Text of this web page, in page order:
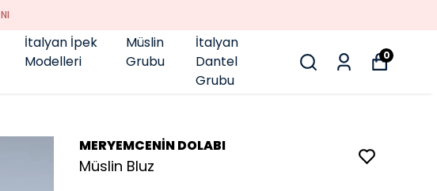
İtalyan İpek
Modelleri
Müslin
Grubu
İtalyan
Dantel
Grubu
0
MERYEMCENİN DOLABI
Müslin Bluz